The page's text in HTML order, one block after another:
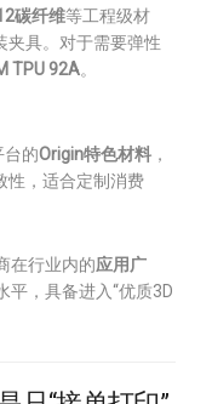
碳纤维等工程级材
夹具。对于需要弹性
TPU 92A。
台的Origin特色材料 ，
性，适合定制消费
在行业内的应用广
平，具备进入“优质3D